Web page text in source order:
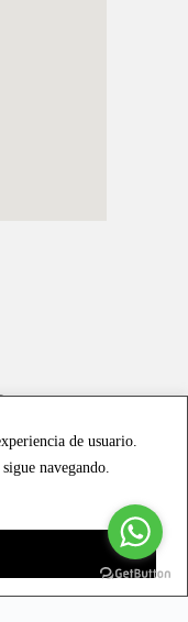
de usuario.
navegando.
cuotas